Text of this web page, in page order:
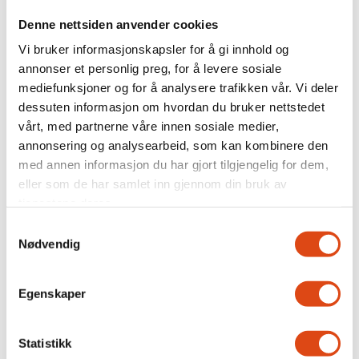
Denne nettsiden anvender cookies
Vi bruker informasjonskapsler for å gi innhold og
annonser et personlig preg, for å levere sosiale
mediefunksjoner og for å analysere trafikken vår. Vi deler
dessuten informasjon om hvordan du bruker nettstedet
vårt, med partnerne våre innen sosiale medier,
annonsering og analysearbeid, som kan kombinere den
med annen informasjon du har gjort tilgjengelig for dem,
eller som de har samlet inn gjennom din bruk av
Nødvendig
Egenskaper
Statistikk
Hesselberg AS, STAVANGER
Hesselberg AS, MOSS
Hesselberg AS, FROGNER
Hesselberg AS, MOELV
Husqvarna Norge AS, SARPSBORG
Hörmann Norge AS, LØRENSKOG
Ikm Karsten Moholt AS, KLEPPESTØ
Fit for flight
Nei i uravstemningen: